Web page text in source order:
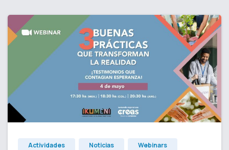
1
Actividades Noticias Webinars